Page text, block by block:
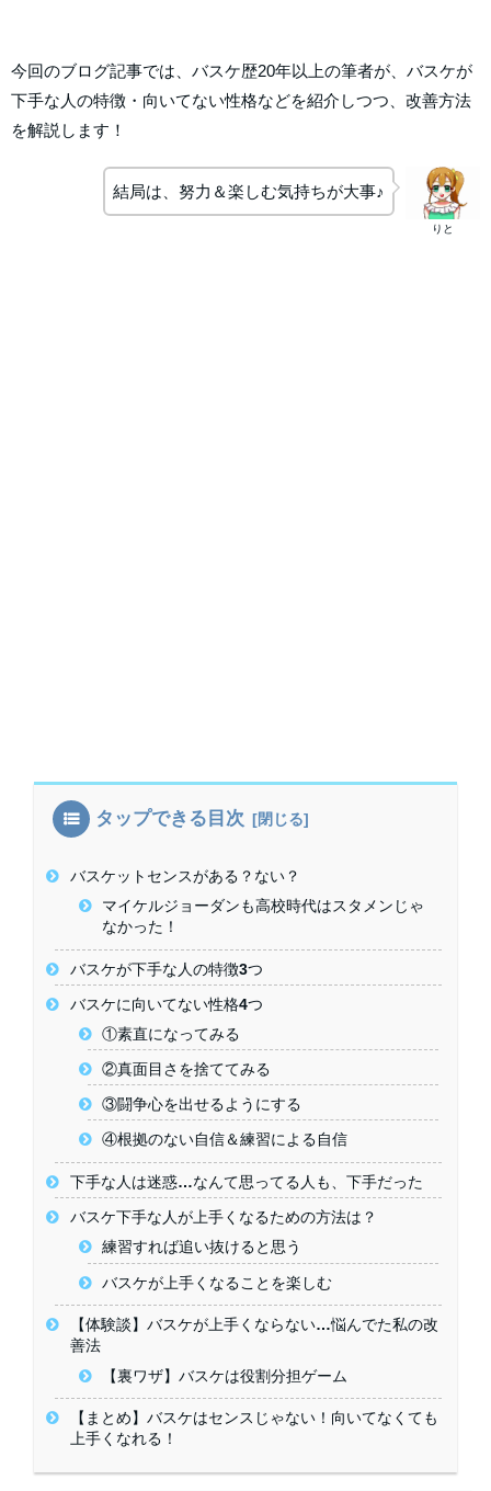
今回のブログ記事では、バスケ歴20年以上の筆者が、バスケが
下手な人の特徴・向いてない性格などを紹介しつつ、改善方法
を解説します！
りと
結局は、努力＆楽しむ気持ちが大事♪
タップできる目次
バスケットセンスがある？ない？
マイケルジョーダンも高校時代はスタメンじゃ
なかった！
バスケが下手な人の特徴3つ
バスケに向いてない性格4つ
①素直になってみる
②真面目さを捨ててみる
③闘争心を出せるようにする
④根拠のない自信＆練習による自信
下手な人は迷惑…なんて思ってる人も、下手だった
バスケ下手な人が上手くなるための方法は？
練習すれば追い抜けると思う
バスケが上手くなることを楽しむ
【体験談】バスケが上手くならない…悩んでた私の改
善法
【裏ワザ】バスケは役割分担ゲーム
【まとめ】バスケはセンスじゃない！向いてなくても
上手くなれる！